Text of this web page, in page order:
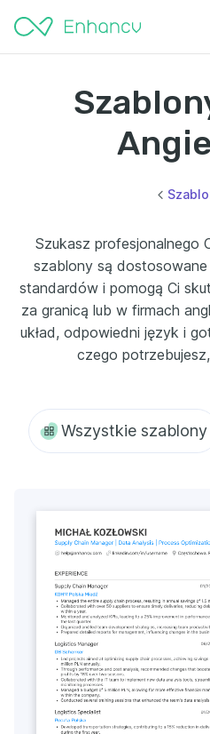
Szukasz profesjonalnego
szablony są
standardów i pomogą Ci
za granicą lub w firmach
układ, odpowiedni język i
czego
Wszystkie szablony